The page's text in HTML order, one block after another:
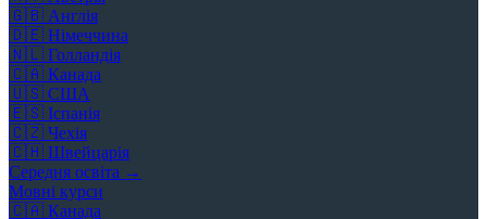
🇬🇧 Англія
🇩🇪 Німеччина
🇳🇱 Голландія
🇨🇦 Канада
🇺🇸 США
🇪🇸 Іспанія
🇨🇿 Чехія
🇨🇭 Швейцарія
Середня освіта →
Мовні курси
🇨🇦 Канада